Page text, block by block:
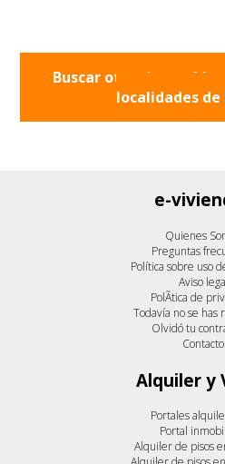
Buscar otros
localidades de
e-
Quienes
Preguntas
Política sobre uso
Aviso
PolÃ­tica de
Todavía no se has
Olvidó tu
Contacto
Alquiler y
Portales
Portal
Alquiler de pisos